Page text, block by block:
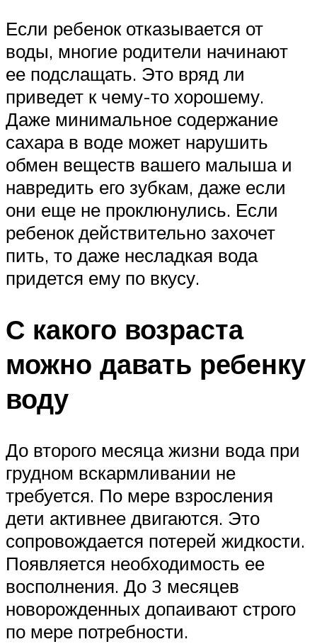
Если ребенок отказывается от
воды, многие родители начинают
ее подслащать. Это вряд ли
приведет к чему-то хорошему.
Даже минимальное содержание
сахара в воде может нарушить
обмен веществ вашего малыша и
навредить его зубкам, даже если
они еще не проклюнулись. Если
ребенок действительно захочет
пить, то даже несладкая вода
придется ему по вкусу.
С какого возраста
можно давать ребенку
воду
До второго месяца жизни вода при
грудном вскармливании не
требуется. По мере взросления
дети активнее двигаются. Это
сопровождается потерей жидкости.
Появляется необходимость ее
восполнения. До 3 месяцев
новорожденных допаивают строго
по мере потребности.